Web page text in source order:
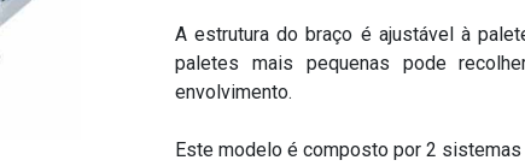
A estrutura do braço é ajustável à
paletes mais pequenas pode
envolvimento.
Este modelo é composto por 2